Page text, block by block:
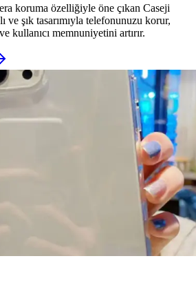
koruma özelliğiyle öne çıkan Caseji
ve şık tasarımıyla telefonunuzu korur,
kullanıcı memnuniyetini artırır.